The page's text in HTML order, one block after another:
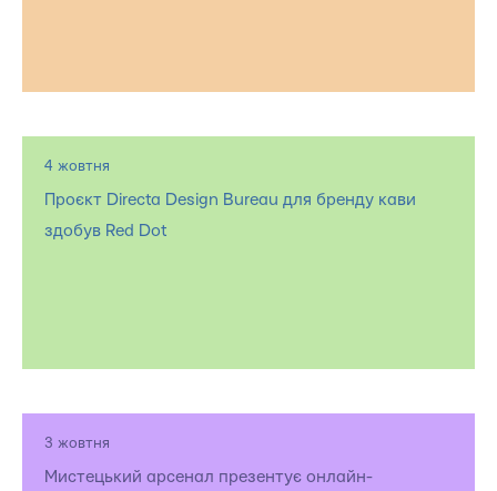
4 жовтня
Проєкт Directa Design Bureau для бренду кави
здобув Red Dot
3 жовтня
Мистецький арсенал презентує онлайн-